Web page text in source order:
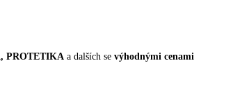
PROTETIKA a dalších se výhodnými cenami